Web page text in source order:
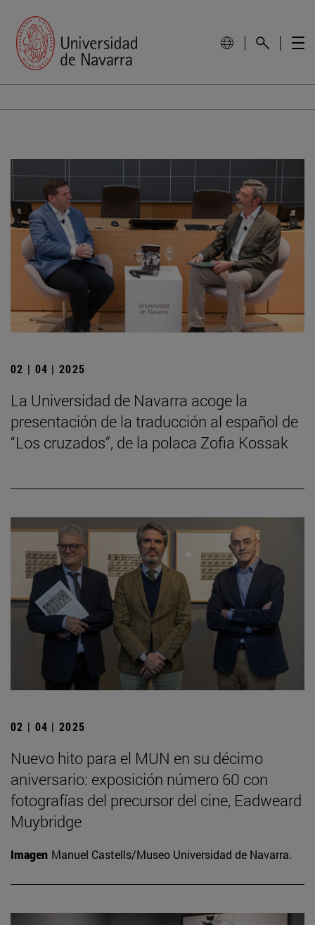
02 | 04 | 2025
La Universidad de Navarra acoge la
presentación de la traducción al español de
“Los cruzados”, de la polaca Zofia Kossak
02 | 04 | 2025
Nuevo hito para el MUN en su décimo
aniversario: exposición número 60 con
fotografías del precursor del cine, Eadweard
Muybridge
Imagen Manuel Castells/Museo Universidad de Navarra.